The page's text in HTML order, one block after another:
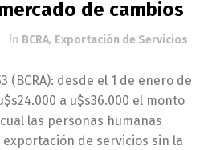
de cambios
in BCRA, Exportación de Servicios
(BCRA): desde el 1 de enero de
a u$s36.000 el monto
las personas humanas
de servicios sin la